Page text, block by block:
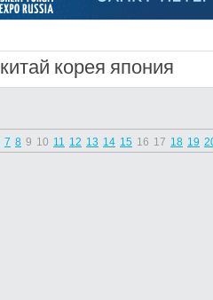
китай корея япония
7 8 9 10 11 12 13 14 15 16 17 18 19